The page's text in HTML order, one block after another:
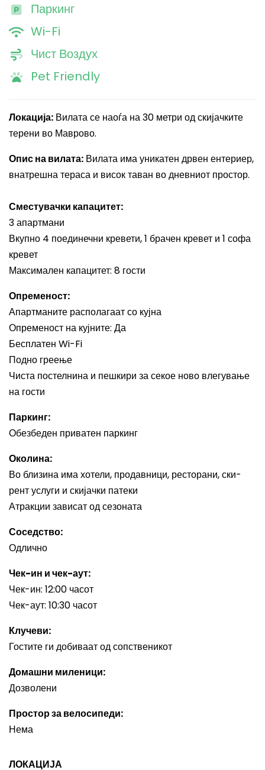
Паркинг
Wi-Fi
Чист Воздух
Pet Friendly
Локација: Вилата се наоѓа на 30 метри од скијачките
терени во Маврово.
Опис на вилата: Вилата има уникатен дрвен ентериер,
внатрешна тераса и висок таван во дневниот простор.
Сместувачки капацитет:
3 апартмани
Вкупно 4 поединечни кревети, 1 брачен кревет и 1 софа
кревет
Максимален капацитет: 8 гости
Опременост:
Апартманите располагаат со кујна
Опременост на кујните: Да
Бесплатен Wi-Fi
Подно греење
Чиста постелнина и пешкири за секое ново влегување
на гости
Паркинг:
Обезбеден приватен паркинг
Околина:
Во близина има хотели, продавници, ресторани, ски-
рент услуги и скијачки патеки
Атракции зависат од сезоната
Соседство:
Одлично
Чек-ин и чек-аут:
Чек-ин: 12:00 часот
Чек-аут: 10:30 часот
Клучеви:
Гостите ги добиваат од сопственикот
Домашни миленици:
Дозволени
Простор за велосипеди:
Нема
ЛОКАЦИЈА